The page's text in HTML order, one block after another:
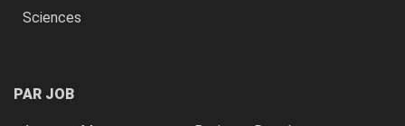
Sciences
PAR JOB